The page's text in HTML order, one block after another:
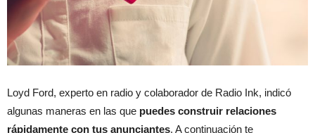
Loyd Ford, experto en radio y colaborador de Radio Ink, indicó
algunas maneras en las que puedes construir relaciones
rápidamente con tus anunciantes. A continuación te